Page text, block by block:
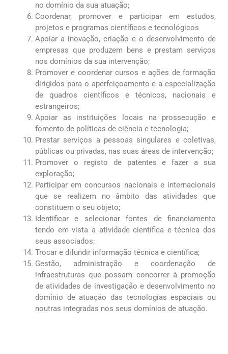
no domínio da sua atuação;
Coordenar, promover e participar em estudos,
projetos e programas científicos e tecnológicos
Apoiar a inovação, criação e o desenvolvimento de
empresas que produzem bens e prestam serviços
nos domínios da sua intervenção;
Promover e coordenar cursos e ações de formação
dirigidos para o aperfeiçoamento e a especialização
de quadros científicos e técnicos, nacionais e
estrangeiros;
Apoiar as instituições locais na prossecução e
fomento de políticas de ciência e tecnologia;
Prestar serviços a pessoas singulares e coletivas,
públicas ou privadas, nas suas áreas de intervenção;
Promover o registo de patentes e fazer a sua
exploração;
Participar em concursos nacionais e internacionais
que se realizem no âmbito das atividades que
constituem o seu objeto;
Identificar e selecionar fontes de financiamento
tendo em vista a atividade científica e técnica dos
seus associados;
Trocar e difundir informação técnica e científica;
Gestão, administração e coordenação de
infraestruturas que possam concorrer à promoção
de atividades de investigação e desenvolvimento no
domínio de atuação das tecnologias espaciais ou
noutras integradas nos seus domínios de atuação.